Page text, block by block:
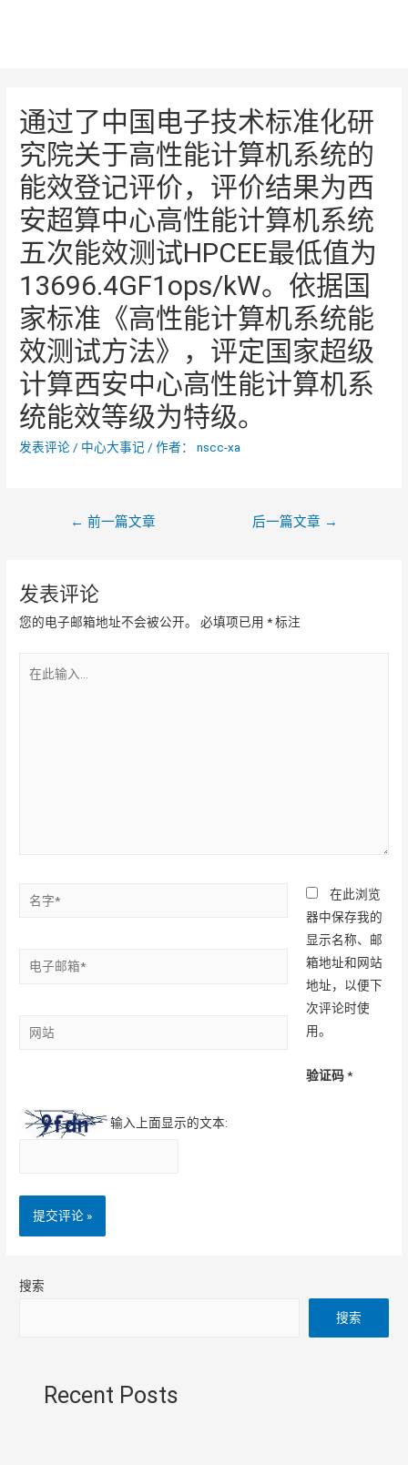
通过了中国电子技术标准化研
究院关于高性能计算机系统的
能效登记评价，评价结果为西
安超算中心高性能计算机系统
五次能效测试HPCEE最低值为
13696.4GF1ops/kW。依据国
家标准《高性能计算机系统能
效测试方法》，评定国家超级
计算西安中心高性能计算机系
统能效等级为特级。
发表评论/ 中心大事记 / 作者： nscc-xa
航
← 前一篇文章 后一篇文章 →
发表评论
您的电子邮箱地址不会被公开。 必填项已用*标注
电
箱
网
在此浏览
器中保存我的
显示名称、邮
箱地址和网站
地址，以便下
次评论时使
用。
验证码*
输入上面显示的文本:
搜索
搜索
Recent Posts